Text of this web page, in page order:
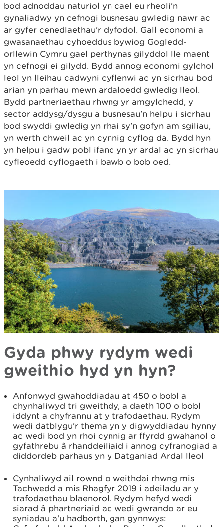
bod adnoddau naturiol yn cael eu rheoli'n
gynaliadwy yn cefnogi busnesau gwledig nawr ac
ar gyfer cenedlaethau'r dyfodol. Gall economi a
gwasanaethau cyhoeddus bywiog Gogledd-
orllewin Cymru gael perthynas gilyddol lle maent
yn cefnogi ei gilydd. Bydd annog economi gylchol
leol yn lleihau cadwyni cyflenwi ac yn sicrhau bod
arian yn parhau mewn ardaloedd gwledig lleol.
Bydd partneriaethau rhwng yr amgylchedd, y
sector addysg/dysgu a busnesau'n helpu i sicrhau
bod swyddi gwledig yn rhai sy'n gofyn am sgiliau,
yn werth chweil ac yn cynnig cyflog da. Bydd hyn
yn helpu i gadw pobl ifanc yn yr ardal ac yn sicrhau
cyfleoedd cyflogaeth i bawb o bob oed.
Gyda phwy rydym wedi
gweithio hyd yn hyn?
Anfonwyd gwahoddiadau at 450 o bobl a
chynhaliwyd tri gweithdy, a daeth 100 o bobl
iddynt a chyfrannu at y trafodaethau. Rydym
wedi datblygu'r thema yn y digwyddiadau hynny
ac wedi bod yn rhoi cynnig ar ffyrdd gwahanol o
gyfathrebu â rhanddeiliaid i annog cyfranogiad a
diddordeb parhaus yn y Datganiad Ardal lleol
Cynhaliwyd ail rownd o weithdai rhwng mis
Tachwedd a mis Rhagfyr 2019 i adeiladu ar y
trafodaethau blaenorol. Rydym hefyd wedi
siarad â phartneriaid ac wedi gwrando ar eu
syniadau a'u hadborth, gan gynnwys: